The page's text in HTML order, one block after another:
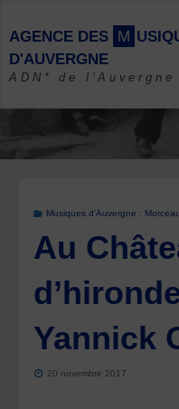
content
AGENCE DES M USIQ
D'AUVERGNE
ADN* de l'Auvergne
Musiques d'Auvergne :
Au
Yannick
20 novembre 2017